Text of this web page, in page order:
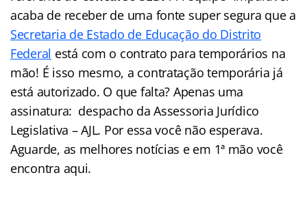
acaba de receber de uma fonte super segura que a
Secretaria de Estado de Educação do Distrito
Federal está com o contrato para temporários na
mão! É isso mesmo, a contratação temporária já
está autorizado. O que falta? Apenas uma
assinatura: despacho da Assessoria Jurídico
Legislativa – AJL. Por essa você não esperava.
Aguarde, as melhores notícias e em 1ª mão você
encontra aqui.